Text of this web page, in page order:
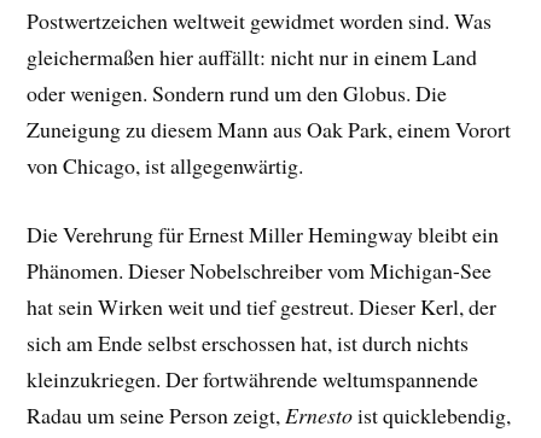
Postwertzeichen weltweit gewidmet worden sind. Was
gleichermaßen hier auffällt: nicht nur in einem Land
oder wenigen. Sondern rund um den Globus. Die
Zuneigung zu diesem Mann aus Oak Park, einem Vorort
von Chicago, ist allgegenwärtig.
Die Verehrung für Ernest Miller Hemingway bleibt ein
Phänomen. Dieser Nobelschreiber vom Michigan-See
hat sein Wirken weit und tief gestreut. Dieser Kerl, der
sich am Ende selbst erschossen hat, ist durch nichts
kleinzukriegen. Der fortwährende weltumspannende
Radau um seine Person zeigt, Ernestoist quicklebendig,